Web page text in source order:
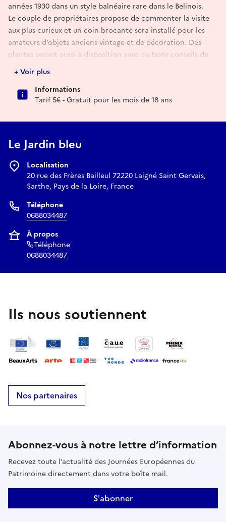
années 1930 dans un style balnéaire rare dans le Belinois.
Le couple de propriétaires propose de commenter la visite
aux plus curieux et un coin brocante sera installé pour les
amateurs d’objets anciens vintage et de décoration. Des
plantes seront aussi à disposition avec de bons conseils de
plantation en parallèle.
+ Voir plus
Informations
Tarif 5€ - Gratuit pour les mois de 18 ans
Le Jardin bleu
Localisation
20 rue des Frères Bailleul 72220 Laigné Saint Gervais,
Sarthe, Pays de la Loire, France
Téléphone
0688034487
À propos
Téléphone
0688034487
Ils nous soutiennent
Nos partenaires
Abonnez-vous à notre lettre d’information
Recevez toute l’actualité des Journées Européennes du
Patrimoine directement dans votre boîte mail.
S'abonner